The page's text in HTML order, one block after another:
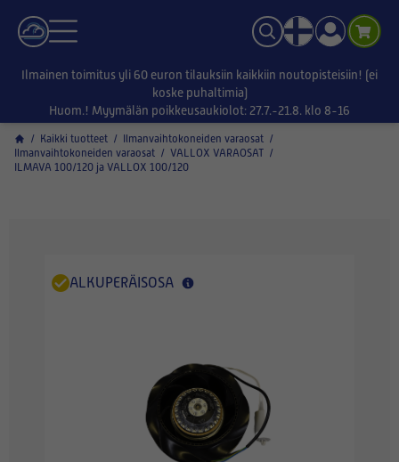
Ilmainen toimitus yli 60 euron tilauksiin kaikkiin noutopisteisiin! (ei
koske puhaltimia)
Huom.! Myymälän poikkeusaukiolot: 27.7.-21.8. klo 8-16
/ Kaikki tuotteet / Ilmanvaihtokoneiden varaosat /
Ilmanvaihtokoneiden varaosat / VALLOX VARAOSAT /
ILMAVA 100/120 ja VALLOX 100/120
ALKUPERÄISOSA